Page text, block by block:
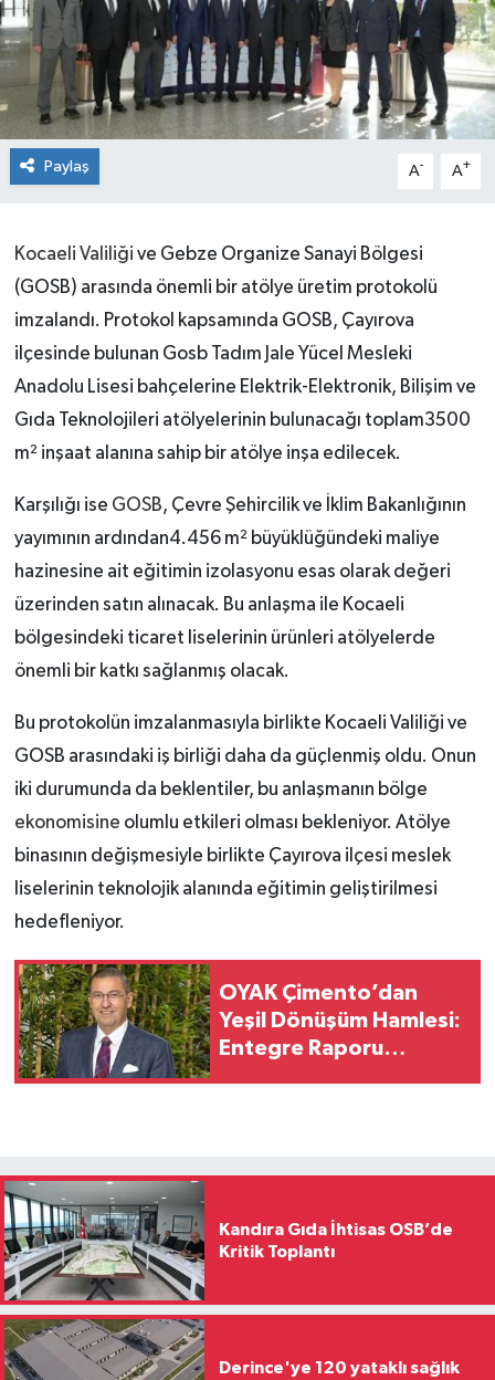
Paylaş A- A+
Kocaeli Valiliği ve Gebze Organize Sanayi Bölgesi
(GOSB) arasında önemli bir atölye üretim protokolü
imzalandı. Protokol kapsamında GOSB, Çayırova
ilçesinde bulunan Gosb Tadım Jale Yücel Mesleki
Anadolu Lisesi bahçelerine Elektrik-Elektronik, Bilişim ve
Gıda Teknolojileri atölyelerinin bulunacağı toplam3500
m² inşaat alanına sahip bir atölye inşa edilecek.
Karşılığı ise GOSB, Çevre Şehircilik ve İklim Bakanlığının
yayımının ardından4.456 m² büyüklüğündeki maliye
hazinesine ait eğitimin izolasyonu esas olarak değeri
üzerinden satın alınacak. Bu anlaşma ile Kocaeli
bölgesindeki ticaret liselerinin ürünleri atölyelerde
önemli bir katkı sağlanmış olacak.
Bu protokolün imzalanmasıyla birlikte Kocaeli Valiliği ve
GOSB arasındaki iş birliği daha da güçlenmiş oldu. Onun
iki durumunda da beklentiler, bu anlaşmanın bölge
ekonomisine olumlu etkileri olması bekleniyor. Atölye
binasının değişmesiyle birlikte Çayırova ilçesi meslek
liselerinin teknolojik alanında eğitimin geliştirilmesi
hedefleniyor.
OYAK Çimento’dan
Yeşil Dönüşüm Hamlesi:
Entegre Raporu
Kandıra Gıda İhtisas OSB’de
Kritik Toplantı
Derince'ye 120 yataklı sağlık